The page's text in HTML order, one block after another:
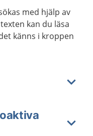
med hjälp av
kan du läsa
känns i kroppen